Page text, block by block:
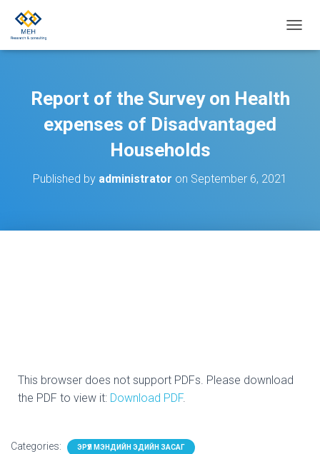
O
Report of the Survey on Health
expenses of Disadvantaged
Households
Published by administrator on September 6, 2021
This browser does not support PDFs. Please download
the PDF to view it: Download PDF.
Categories: ЭРҮҮЛ МЭНДИЙН ЭДИЙН ЗАСАГ